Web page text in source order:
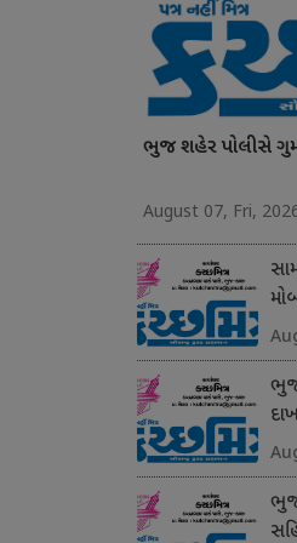
ભુજ શહેર પોલીસે
August 07, Fri,